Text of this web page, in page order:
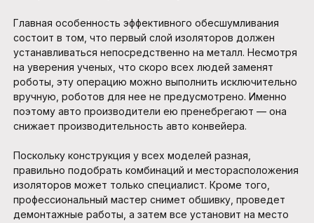
Главная особенность эффективного обесшумливания
состоит в том, что первый слой изоляторов должен
устанавливаться непосредственно на металл. Несмотря
на уверения ученых, что скоро всех людей заменят
роботы, эту операцию можно выполнить исключительно
вручную, роботов для нее не предусмотрено. Именно
поэтому авто производители ею пренебрегают — она
снижает производительность авто конвейера.
Поскольку конструкция у всех моделей разная,
правильно подобрать комбинаций и месторасположения
изоляторов может только специалист. Кроме того,
профессиональный мастер снимет обшивку, проведет
демонтажные работы, а затем все установит на место